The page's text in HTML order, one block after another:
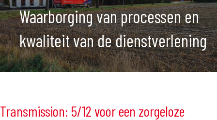
Waarborging van processen en
kwaliteit van de dienstverlening
Transmission: 5/12 voor een zorgeloze